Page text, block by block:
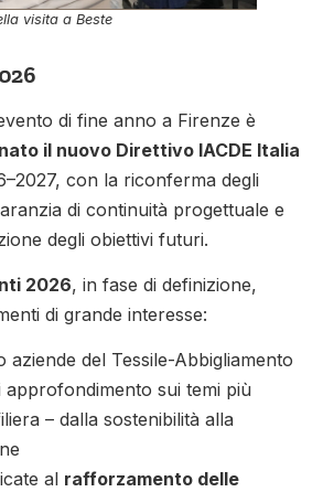
visita a Beste
di fine anno a Firenze è
il nuovo Direttivo IACDE Italia
con la riconferma degli
di continuità progettuale e
degli obiettivi futuri.
2026, in fase di definizione,
di grande interesse:
aziende del Tessile-Abbigliamento
approfondimento sui temi più
– dalla sostenibilità alla
al rafforzamento delle